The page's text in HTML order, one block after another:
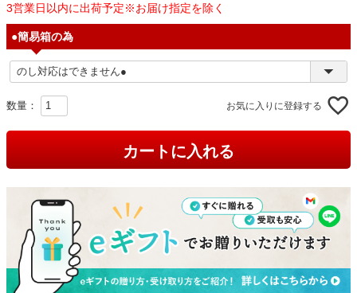
3営業日以内に出荷予定※お届け指定を除く
●簡易箱の為
お気に入りに登録する
カートに入れる